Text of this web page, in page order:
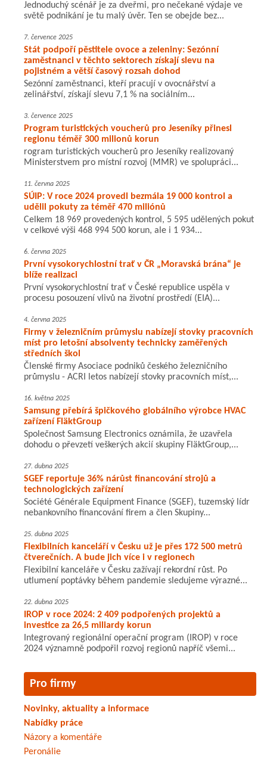
Jednoduchý scénář je za dveřmi, pro nečekané výdaje ve
světě podnikání je tu malý úvěr. Ten se obejde bez...
7. července 2025
Stát podpoří pěstitele ovoce a zeleniny: Sezónní
zaměstnanci v těchto sektorech získají slevu na
pojistném a větší časový rozsah dohod
Sezónní zaměstnanci, kteří pracují v ovocnářství a
zelinářství, získají slevu 7,1 % na sociálním...
3. července 2025
Program turistických voucherů pro Jeseníky přinesl
regionu téměř 300 milionů korun
rogram turistických voucherů pro Jeseníky realizovaný
Ministerstvem pro místní rozvoj (MMR) ve spolupráci...
11. června 2025
SÚIP: V roce 2024 provedl bezmála 19 000 kontrol a
udělil pokuty za téměř 470 miliónů
Celkem 18 969 provedených kontrol, 5 595 udělených pokut
v celkové výši 468 994 500 korun, ale i 1 934...
6. června 2025
První vysokorychlostní trať v ČR „Moravská brána“ je
blíže realizaci
První vysokorychlostní trať v České republice uspěla v
procesu posouzení vlivů na životní prostředí (EIA)...
4. června 2025
Firmy v železničním průmyslu nabízejí stovky pracovních
míst pro letošní absolventy technicky zaměřených
středních škol
Členské firmy Asociace podniků českého železničního
průmyslu - ACRI letos nabízejí stovky pracovních míst,...
16. května 2025
Samsung přebírá špičkového globálního výrobce HVAC
zařízení FläktGroup
Společnost Samsung Electronics oznámila, že uzavřela
dohodu o převzetí veškerých akcií skupiny FläktGroup,...
27. dubna 2025
SGEF reportuje 36% nárůst financování strojů a
technologických zařízení
Société Générale Equipment Finance (SGEF), tuzemský lídr
nebankovního financování firem a člen Skupiny...
25. dubna 2025
Flexibilních kanceláří v Česku už je přes 172 500 metrů
čtverečních. A bude jich více i v regionech
Flexibilní kanceláře v Česku zažívají rekordní růst. Po
utlumení poptávky během pandemie sledujeme výrazné...
22. dubna 2025
IROP v roce 2024: 2 409 podpořených projektů a
investice za 26,5 miliardy korun
Integrovaný regionální operační program (IROP) v roce
2024 významně podpořil rozvoj regionů napříč všemi...
Pro firmy
Novinky, aktuality a informace
Nabídky práce
Názory a komentáře
Peronálie